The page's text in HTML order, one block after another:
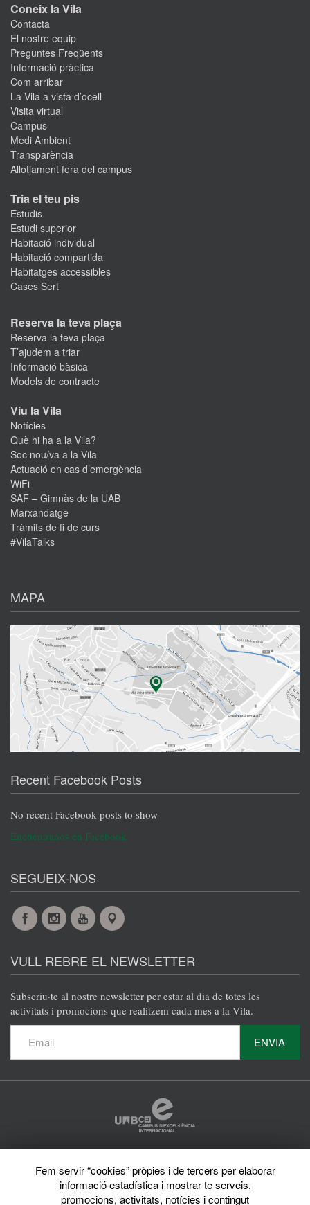
Coneix la Vila
Contacta
El nostre equip
Preguntes Freqüents
Informació pràctica
Com arribar
La Vila a vista d’ocell
Visita virtual
Campus
Medi Ambient
Transparència
Allotjament fora del campus
Tria el teu pis
Estudis
Estudi superior
Habitació individual
Habitació compartida
Habitatges accessibles
Cases Sert
Reserva la teva plaça
Reserva la teva plaça
T’ajudem a triar
Informació bàsica
Models de contracte
Viu la Vila
Notícies
Què hi ha a la Vila?
Soc nou/va a la Vila
Actuació en cas d’emergència
WiFi
SAF – Gimnàs de la UAB
Marxandatge
Tràmits de fi de curs
#VilaTalks
MAPA
Recent Facebook Posts
No recent Facebook posts to show
Encuéntranos en Facebook
SEGUEIX-NOS
FacebookInstagram
YouTubeMaps
VULL REBRE EL NEWSLETTER
Subscriu·te al nostre newsletter per estar al dia de totes les
activitats i promocions que realitzem cada mes a la Vila.
ENVIA
Avís legal
Privacy policy
Sobre el web
Fem servir “cookies” pròpies i de tercers per elaborar
informació estadística i mostrar-te serveis,
promocions, activitats, notícies i contingut